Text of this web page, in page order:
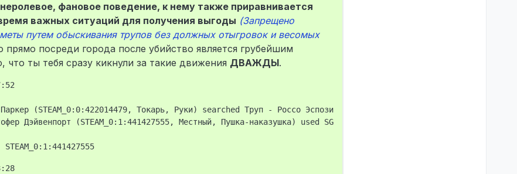
неролевое, фановое поведение, к нему также приравнивается
важных ситуаций для получения выгоды (Запрещено
путем обыскивания трупов без должных отыгровок и весомых
прямо посреди города после убийство является грубейшим
ты тебя сразу кикнули за такие движения ДВАЖДЫ.
(STEAM_0:0:422014479, Токарь, Руки) searched Труп - Россо Эспозито. Police online: 3
Дэйвенпорт (STEAM_0:1:441427555, Местный, Пушка-наказушка) used SG command: kick STEAM_0:0:422014479